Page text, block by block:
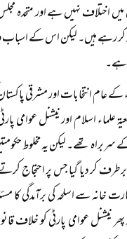
میں اختلاف نہیں ہے اور
کر رہے ہیں۔ لیکن اس کے
ہے۔
محمد اکبر خان بگٹی کا نام پہلی بار میں نے اس وقت سنا جب
علماء اسلام اور نیشنل عوامی
سربراہ تھے۔ لیکن یہ مخلوط
کر دیا گیا جس پر احتجاج
سے اسلحہ کی برآمدگی کا
پھر نیشنل عوامی پارٹی کو